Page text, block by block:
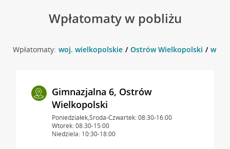
Wpłatomaty w pobliżu
Wpłatomaty: woj. wielkopolskie Ostrów Wielkopolski w
Gimnazjalna 6, Ostrów
Wielkopolski
Poniedziałek,Środa-Czwartek: 08:30-16:00
Wtorek: 08:30-15:00
Niedziela: 10:30-18:00